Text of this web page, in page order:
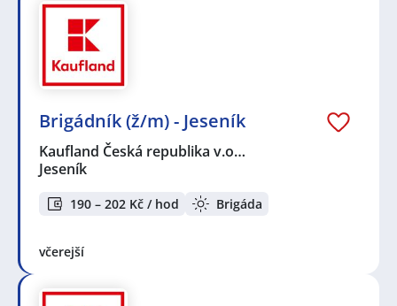
Brigádník (ž/m) - Jeseník
Kaufland Česká republika v.o…
Jeseník
190 – 202 Kč / hod Brigáda
včerejší